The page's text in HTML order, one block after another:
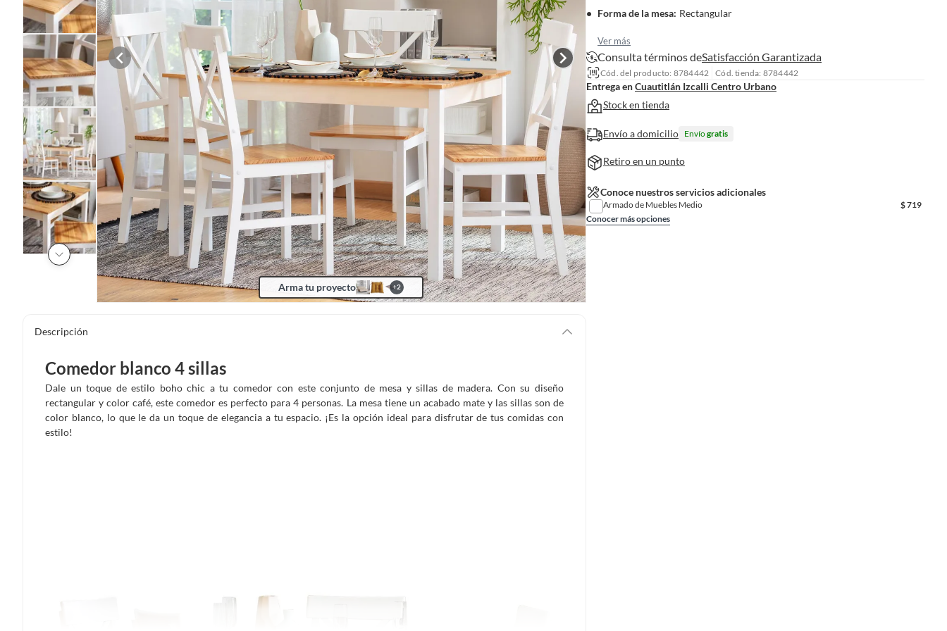
Arma tu proyecto +2
Descripción
Comedor blanco 4 sillas
Dale un toque de estilo boho chic a tu comedor con este conjunto de mesa y sillas de madera. Con su diseño
rectangular y color café, este comedor es perfecto para 4 personas. La mesa tiene un acabado mate y las sillas son de
color blanco, lo que le da un toque de elegancia a tu espacio. ¡Es la opción ideal para disfrutar de tus comidas con
estilo!
Forma de la mesa: Rectangular
Ver más
Consulta términos deSatisfacción Garantizada
Cód. del producto: 8784442 Cód. tienda: 8784442
Entrega enCuautitlán Izcalli Centro Urbano
Stock en tienda
Envío a domicilio Envíogratis
Retiro en un punto
Conoce nuestros servicios adicionales
Armado de Muebles Medio $719
Conocer más opciones